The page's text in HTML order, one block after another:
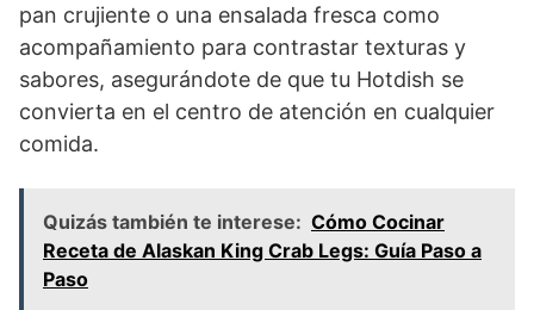
pan crujiente o una ensalada fresca como
acompañamiento para contrastar texturas y
sabores, asegurándote de que tu Hotdish se
convierta en el centro de atención en cualquier
comida.
Quizás también te interese: Cómo Cocinar
Receta de Alaskan King Crab Legs: Guía Paso a
Paso